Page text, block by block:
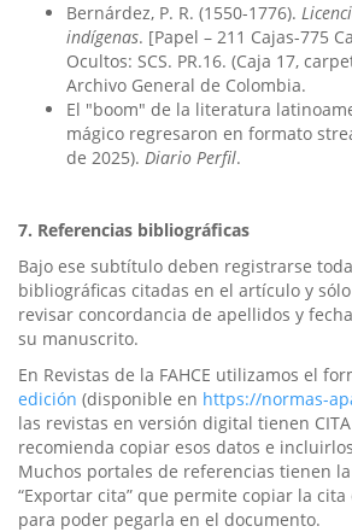
Bernárdez, P. R. (1550-1776).
indígenas. [Papel – 211 Cajas-775
Ocultos: SCS. PR.16. (Caja 17,
Archivo General de Colombia.
El "boom" de la literatura
mágico regresaron en formato
de 2025). Diario Perfil.
7. Referencias bibliográficas
Bajo ese subtítulo deben registrarse
bibliográficas citadas en el artículo y
revisar concordancia de apellidos y
su manuscrito.
En Revistas de la FAHCE utilizamos el
edición (disponible en https://normas-
las revistas en versión digital tienen CITA
recomienda copiar esos datos e
Muchos portales de referencias tienen
“Exportar cita” que permite copiar la cita
para poder pegarla en el documento.